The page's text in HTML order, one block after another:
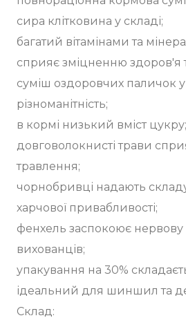
сира клітковина у складі;
багатий вітамінами та
сприяє зміцненню здоров'я
суміш оздоровчих паличок
різноманітність;
в кормі низький вміст цукру;
довговолокнисті трави
травлення;
чорнобривці надають
харчової привабливості;
фенхель заспокоює нервову
вихованців;
упакування на 30%
ідеальний для шиншил та
Склад: